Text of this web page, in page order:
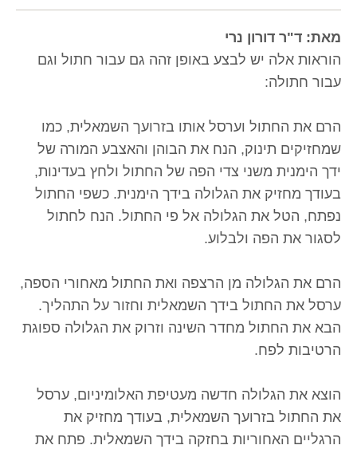
מאת: ד"ר דורון נרי
הוראות אלה יש לבצע באופן זהה גם עבור חתול וגם
עבור חתולה:
הרם את החתול וערסל אותו בזרועך השמאלית, כמו
שמחזיקים תינוק, הנח את הבוהן והאצבע המורה של
ידך הימנית משני צדי הפה של החתול ולחץ בעדינות,
בעודך מחזיק את הגלולה בידך הימנית. כשפי החתול
נפתח, הטל את הגלולה אל פי החתול. הנח לחתול
לסגור את הפה ולבלוע.
הרם את הגלולה מן הרצפה ואת החתול מאחורי הספה,
ערסל את החתול בידך השמאלית וחזור על התהליך.
הבא את החתול מחדר השינה וזרוק את הגלולה ספוגת
הרטיבות לפח.
הוצא את הגלולה חדשה מעטיפת האלומיניום, ערסל
את החתול בזרועך השמאלית, בעודך מחזיק את
הרגליים האחוריות בחזקה בידך השמאלית. פתח את